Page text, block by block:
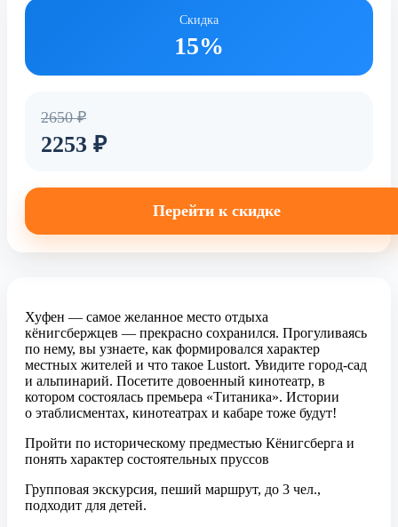
Скидка
15%
2650 ₽
2253 ₽
Перейти к скидке
Хуфен — самое желанное место отдыха
кёнигсбержцев — прекрасно сохранился. Прогуливаясь
по нему, вы узнаете, как формировался характер
местных жителей и что такое Lustort. Увидите город-сад
и альпинарий. Посетите довоенный кинотеатр, в
котором состоялась премьера «Титаника». Истории
о этаблисментах, кинотеатрах и кабаре тоже будут!
Пройти по историческому предместью Кёнигсберга и
понять характер состоятельных пруссов
Групповая экскурсия, пеший маршрут, до 3 чел.,
подходит для детей.